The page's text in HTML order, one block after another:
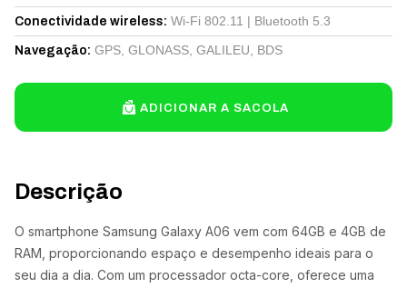
Descrição
O smartphone Samsung Galaxy A06 vem com 64GB e 4GB de
RAM, proporcionando espaço e desempenho ideais para o
seu dia a dia. Com um processador octa-core, oferece uma
Conectividade wireless: Wi-Fi 802.11 | Bluetooth 5.3
Navegação: GPS, GLONASS, GALILEU, BDS
ADICIONAR A SACOLA